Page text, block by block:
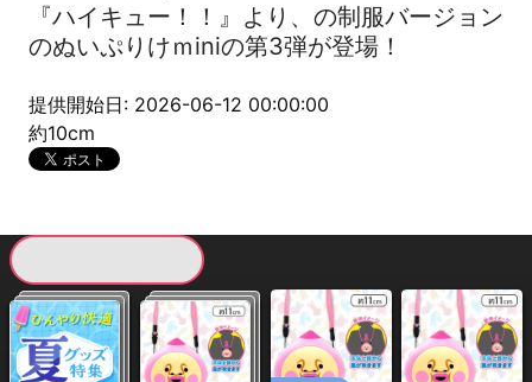
『ハイキュー！！』より、の制服バージョン
のぬいぷりけｍiniの第3弾が登場！
提供開始日: 2026-06-12 00:00:00
約10cm